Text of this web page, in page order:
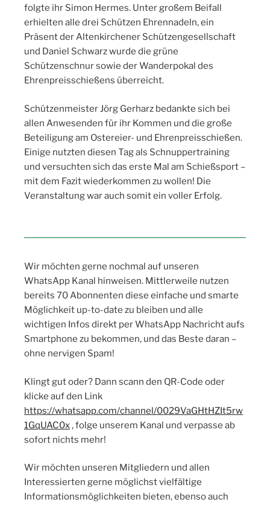
folgte ihr Simon Hermes. Unter großem Beifall
erhielten alle drei Schützen Ehrennadeln, ein
Präsent der Altenkirchener Schützengesellschaft
und Daniel Schwarz wurde die grüne
Schützenschnur sowie der Wanderpokal des
Ehrenpreisschießens überreicht.
Schützenmeister Jörg Gerharz bedankte sich bei
allen Anwesenden für ihr Kommen und die große
Beteiligung am Ostereier- und Ehrenpreisschießen.
Einige nutzten diesen Tag als Schnuppertraining
und versuchten sich das erste Mal am Schießsport –
mit dem Fazit wiederkommen zu wollen! Die
Veranstaltung war auch somit ein voller Erfolg.
Wir möchten gerne nochmal auf unseren
WhatsApp Kanal hinweisen. Mittlerweile nutzen
bereits 70 Abonnenten diese einfache und smarte
Möglichkeit up-to-date zu bleiben und alle
wichtigen Infos direkt per WhatsApp Nachricht aufs
Smartphone zu bekommen, und das Beste daran –
ohne nervigen Spam!
Klingt gut oder? Dann scann den QR-Code oder
klicke auf den Link
https://whatsapp.com/channel/0029VaGHtHZIt5rw
1GqUAC0x , folge unserem Kanal und verpasse ab
sofort nichts mehr!
Wir möchten unseren Mitgliedern und allen
Interessierten gerne möglichst vielfältige
Informationsmöglichkeiten bieten, ebenso auch